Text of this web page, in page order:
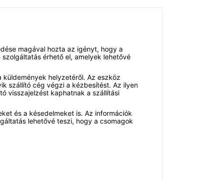
magával hozta az igényt, hogy a
érhető el, amelyek lehetővé
helyzetéről. Az eszköz
szállító cég végzi a kézbesítést. Az ilyen
visszajelzést kaphatnak a szállítási
és a késedelmeket is. Az információk
lehetővé teszi, hogy a csomagok